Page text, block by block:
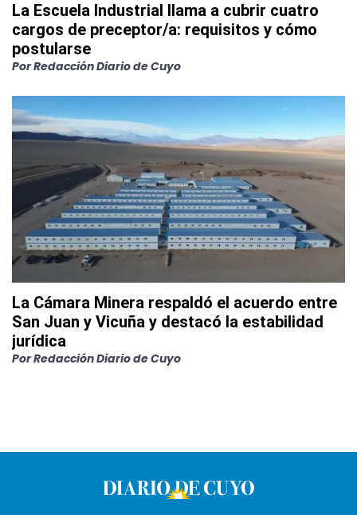
La Escuela Industrial llama a cubrir cuatro
cargos de preceptor/a: requisitos y cómo
postularse
PorRedacción Diario de Cuyo
La Cámara Minera respaldó el acuerdo entre
San Juan y Vicuña y destacó la estabilidad
jurídica
PorRedacción Diario de Cuyo